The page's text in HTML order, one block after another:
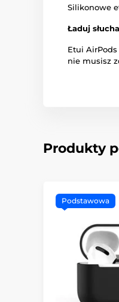
Silikonowe
Ładuj
Etui
nie musisz
Produkty
Podstawowa